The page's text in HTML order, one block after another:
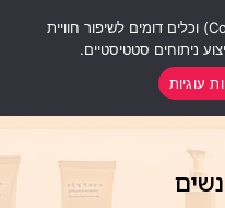
באתר נעשה שימוש בעוגיות (Cookies) וכלים דומים לשיפור חוויית
ניתוחים סטטיסטיים.
עוגיות